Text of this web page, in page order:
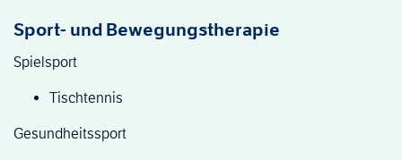
Sport- und Bewegungstherapie
Spielsport
Tischtennis
Gesundheitssport